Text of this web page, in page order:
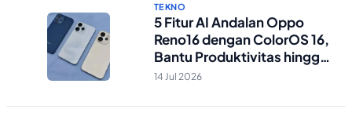
TEKNO
5 Fitur AI Andalan Oppo
Reno16 dengan ColorOS 16,
Bantu Produktivitas hingga
Edit Foto Lebih Praktis
14 Jul 2026